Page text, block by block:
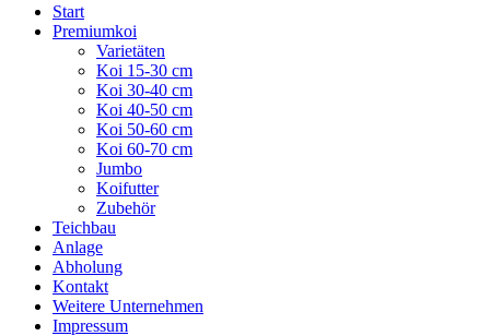
Start
Premiumkoi
Varietäten
Koi 15-30 cm
Koi 30-40 cm
Koi 40-50 cm
Koi 50-60 cm
Koi 60-70 cm
Jumbo
Koifutter
Zubehör
Teichbau
Anlage
Abholung
Kontakt
Weitere Unternehmen
Impressum